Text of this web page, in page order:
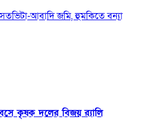
আবাদি জমি, হুমকিতে বন্যা
কৃষক দলের বিজয় র‍্যালি